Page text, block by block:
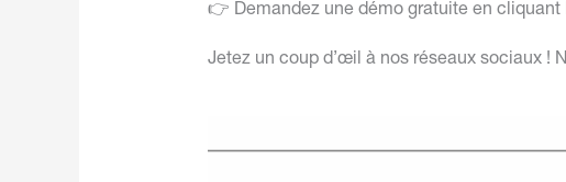
👉 Demandez une démo gratuite en cliquant
Jetez un coup d’œil à nos réseaux sociaux !